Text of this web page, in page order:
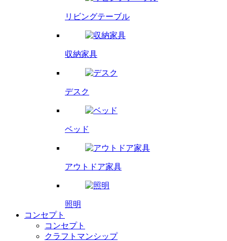
リビングテーブル
収納家具
デスク
ベッド
アウトドア家具
照明
コンセプト
コンセプト
クラフトマンシップ